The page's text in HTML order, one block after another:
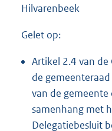
Hilvarenbeek
Gelet op:
Artikel 2.4 van
de
van de gemeente
samenhang met
Delegatiebesluit